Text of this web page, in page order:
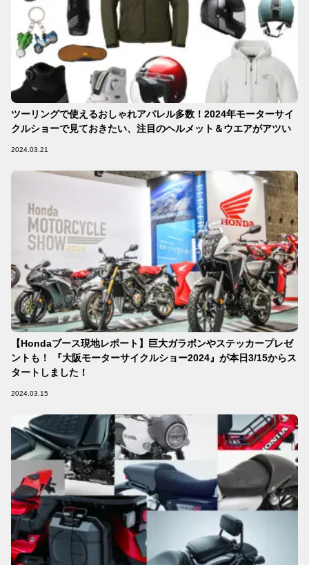
ツーリングで使えるおしゃれアパレル多数！2024年モーターサイ
クルショーで見ておきたい、注目のヘルメット＆ウエアがアツい
2024.03.21
【Hondaブース現地レポート】巨大ガラポンやステッカープレゼ
ントも！ 『大阪モーターサイクルショー2024』が本日3/15からス
タートしました！
2024.03.15